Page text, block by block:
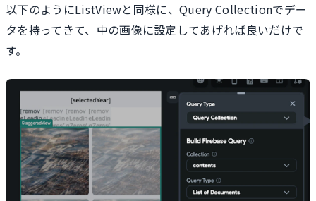
以下のようにListViewと同様に、Query Collectionでデー
タを持ってきて、中の画像に設定してあげれば良いだけで
す。